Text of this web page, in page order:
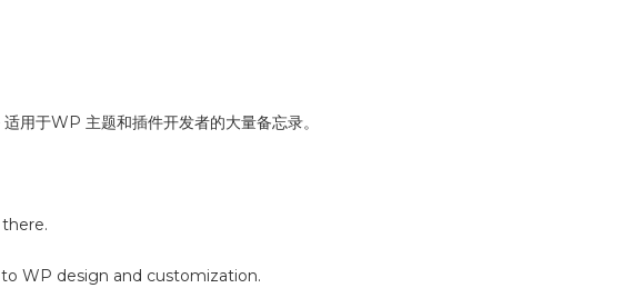
用于WP 主题和插件开发者的大量备忘录。
WP design and customization.